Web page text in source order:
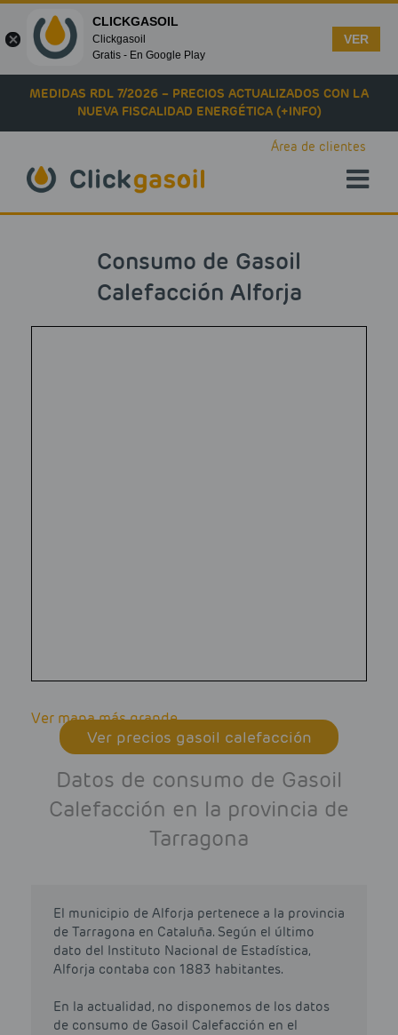
Skip to main content
MEDIDAS RDL 7/2026 – PRECIOS ACTUALIZADOS CON LA
NUEVA FISCALIDAD ENERGÉTICA (+INFO)
Área de clientes
Consumo de Gasoil
Calefacción Alforja
Ver mapa más grande
Ver precios gasoil calefacción
Datos de consumo de Gasoil
Calefacción en la provincia de
Tarragona
El municipio de Alforja pertenece a la provincia
de Tarragona en Cataluña. Según el último
dato del Instituto Nacional de Estadística,
Alforja contaba con 1883 habitantes.
En la actualidad, no disponemos de los datos
de consumo de Gasoil Calefacción en el
CLICKGASOIL
Clickgasoil
Gratis - En Google Play
VER